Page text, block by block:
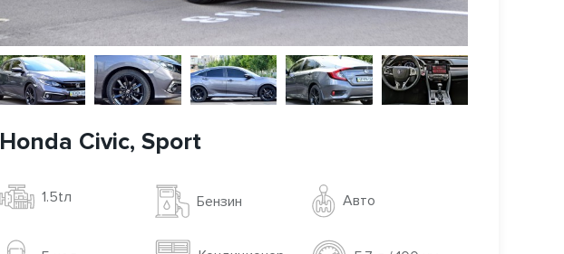
Honda Civic, Sport
1.5tл Бензин Авто